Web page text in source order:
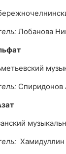
Лобанова
Спиридонов